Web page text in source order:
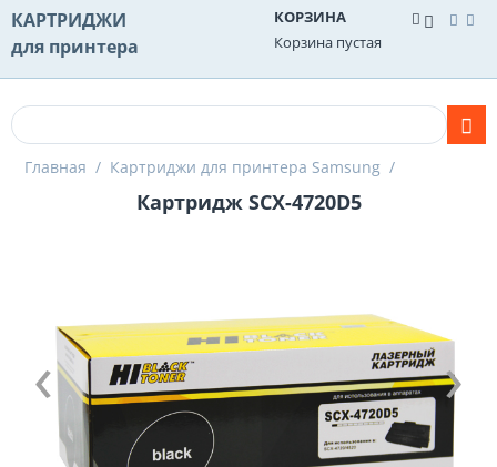
КАРТРИДЖИ
для принтера
КОРЗИНА
Корзина пустая
Главная / Картриджи для принтера Samsung /
Картридж SCX-4720D5